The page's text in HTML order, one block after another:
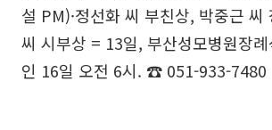
설 PM)·정선화 씨 부친상, 박중근 씨
씨 시부상 = 13일, 부산성모병원장
인 16일 오전 6시. ☎ 051-933-7480